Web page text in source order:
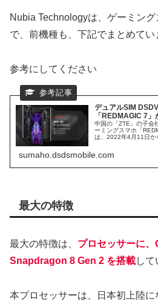
Nubia Technologyは、ゲーミン
で、前機種も、下記でまとめてい
参考にしてください
デュアルSIM
「REDMAGIC 7
中国の「ZTE」の子会
ーミングスマホ「
は、2022年4月11日か
sumaho.dsdsmobile.com
最大の特徴
最大の特徴は、 プロセッサーに
Snapdragon 8 Gen 2 を搭載して
本プロセッサーは、日本初上陸に